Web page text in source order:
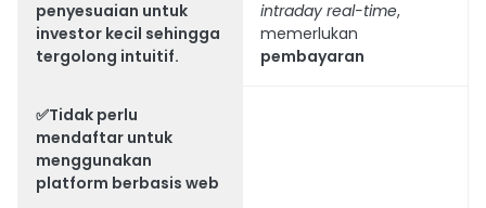
penyesuaian untuk
investor kecil sehingga
tergolong intuitif.
intraday real-time,
memerlukan
pembayaran
✅Tidak perlu
mendaftar untuk
menggunakan
platform berbasis web